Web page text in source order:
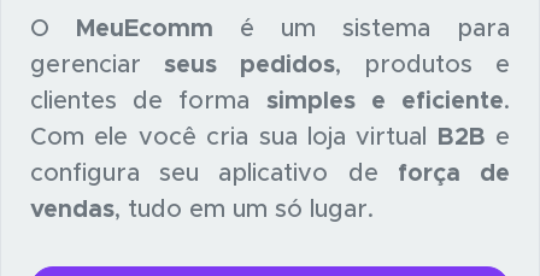
O MeuEcomm é um sistema para
gerenciar seus pedidos, produtos e
clientes de forma simples e eficiente.
Com ele você cria sua loja virtual
B2B e
configura seu aplicativo de força de
vendas, tudo em um só lugar.